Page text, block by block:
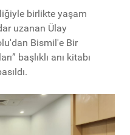
birlikte yaşam
uzanan Ülay
Bismil'e Bir
başlıklı anı kitabı